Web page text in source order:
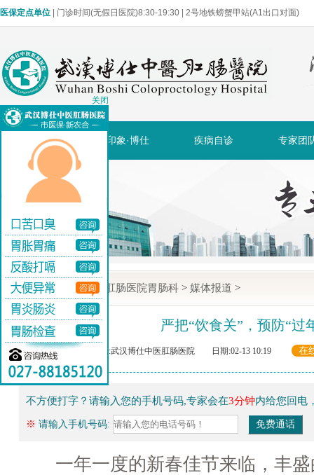
医保定点单位 | 门诊时间(无假日医院)8:30-19:30 | 2号地铁螃蟹甲站(A1出口对面)
网站首页 印象·博仕 疾病自诊 专家团
当前位置: 武汉博仕肛肠医院胃肠科 > 媒体报道 >
严把“饮食关”，预防“过
来源:武汉博仕中医肛肠医院 日期:02-13 10:19 在
不方便打字？请输入您的手机号码,专家会在3分钟内给您回电
※ 请输入手机号码:
一年一度的新春佳节来临，丰盛
关闭